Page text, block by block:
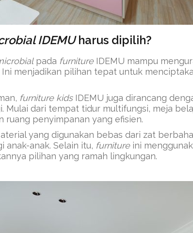
IDEMUharus dipilih?
pada furnitureIDEMU mampu
menjadikan pilihan tepat untuk
furniture kidsIDEMU juga dirancang
Mulai dari tempat tidur multifungsi, meja
ruang penyimpanan yang efisien.
yang digunakan bebas dari zat
anak-anak. Selain itu, furnitureini
pilihan yang ramah lingkungan.